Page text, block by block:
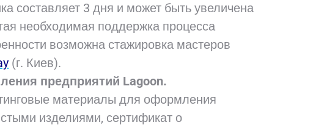
составляет 3 дня и может быть увеличена
необходимая поддержка процесса
возможна стажировка мастеров
(г. Киев).
предприятий Lagoon.
материалы для оформления
изделиями, сертификат о